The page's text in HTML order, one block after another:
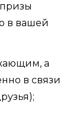
в вашей
а
в связи